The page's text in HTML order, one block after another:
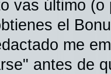
vas último
el
me
antes de